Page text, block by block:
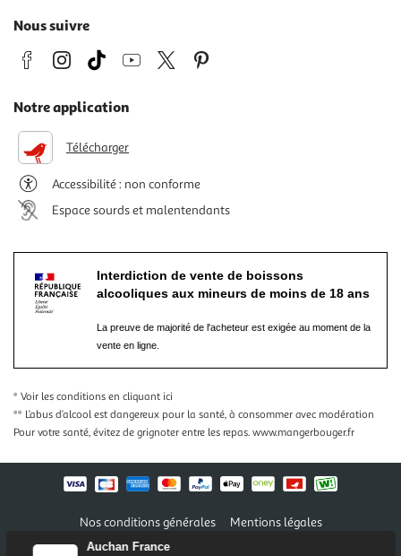
Auchan France
Nous suivre
Notre application
Télécharger
Accessibilité : non conforme
Espace sourds et malentendants
Interdiction de vente de boissons
alcooliques aux mineurs de moins de 18 ans
La preuve de majorité de l'acheteur est exigée au moment de la
vente en ligne.
* Voir les conditions en cliquant ici
** L’abus d’alcool est dangereux pour la santé, à consommer avec modération
Pour votre santé, évitez de grignoter entre les repas. www.mangerbouger.fr
Nos conditions générales
Mentions légales
Conditions des offres et promotions